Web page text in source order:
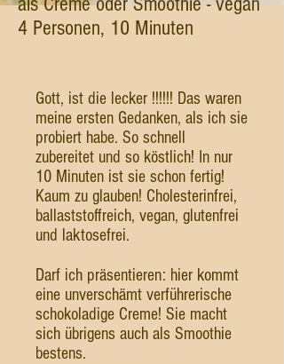
4 Personen, 10 Minuten
Gott, ist die lecker !!!!!! Das waren
meine ersten Gedanken, als ich sie
probiert habe. So schnell
zubereitet und so köstlich! In nur
10 Minuten ist sie schon fertig!
Kaum zu glauben! Cholesterinfrei,
ballaststoffreich, vegan, glutenfrei
und laktosefrei.
Darf ich präsentieren: hier kommt
eine unverschämt verführerische
schokoladige Creme! Sie macht
sich übrigens auch als Smoothie
bestens.